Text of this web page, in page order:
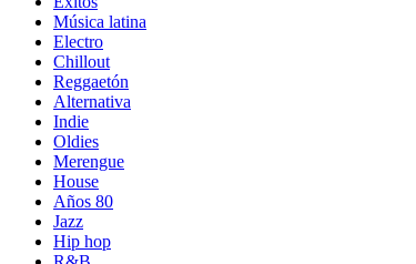
Música latina
Electro
Chillout
Reggaetón
Alternativa
Indie
Oldies
Merengue
House
Años 80
Jazz
Hip hop